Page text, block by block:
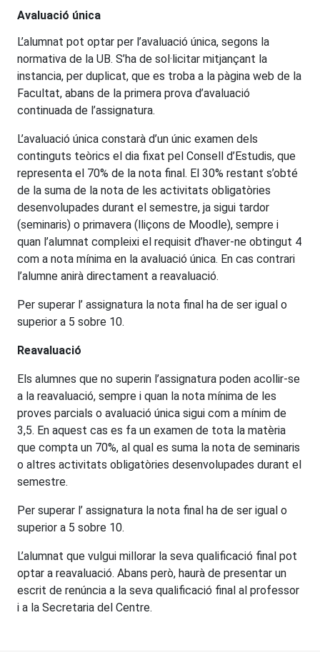
Avaluació única
L’alumnat pot optar per l’avaluació única, segons la
normativa de la UB. S’ha de sol·licitar mitjançant la
instancia, per duplicat, que es troba a la pàgina web de la
Facultat, abans de la primera prova d’avaluació
continuada de l’assignatura.
L’avaluació única constarà d’un únic examen dels
continguts teòrics el dia fixat pel Consell d’Estudis, que
representa el 70% de la nota final. El 30% restant s’obté
de la suma de la nota de les activitats obligatòries
desenvolupades durant el semestre, ja sigui tardor
(seminaris) o primavera (lliçons de Moodle), sempre i
quan l’alumnat compleixi el requisit d’haver-ne obtingut 4
com a nota mínima en la avaluació única. En cas contrari
l’alumne anirà directament a reavaluació.
Per superar l’ assignatura la nota final ha de ser igual o
superior a 5 sobre 10.
Reavaluació
Els alumnes que no superin l’assignatura poden acollir-se
a la reavaluació, sempre i quan la nota mínima de les
proves parcials o avaluació única sigui com a mínim de
3,5. En aquest cas es fa un examen de tota la matèria
que compta un 70%, al qual es suma la nota de seminaris
o altres activitats obligatòries desenvolupades durant el
semestre.
Per superar l’ assignatura la nota final ha de ser igual o
superior a 5 sobre 10.
L’alumnat que vulgui millorar la seva qualificació final pot
optar a reavaluació. Abans però, haurà de presentar un
escrit de renúncia a la seva qualificació final al professor
i a la Secretaria del Centre.